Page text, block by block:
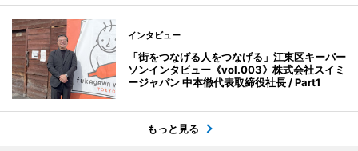
インタビュー
「街をつなげる人をつなげる」江東区キーパー
ソンインタビュー《vol.003》株式会社スイミ
ージャパン 中本徹代表取締役社長 / Part1
もっと見る